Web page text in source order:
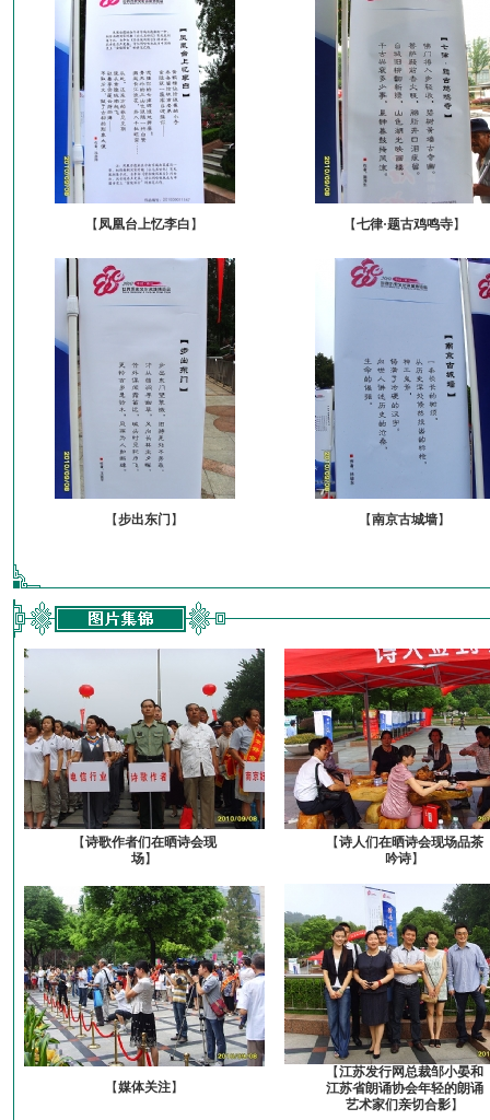
【 凤凰台上忆李白 】 【七律·题古鸡鸣寺】
【步出东门 】 【南京古城墙】
【诗歌作者们在晒诗会现
场】
【诗人们在晒诗会现场品茶
吟诗】
【媒体关注】
【江苏发行网总裁邹小晏和
江苏省朗诵协会年轻的朗诵
艺术家们亲切合影】